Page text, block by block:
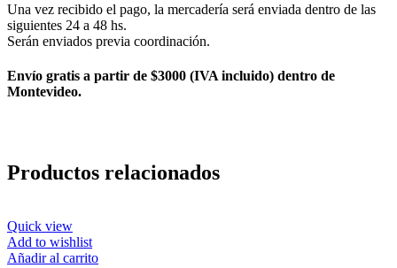
Una vez recibido el pago, la mercadería será enviada dentro de las
siguientes 24 a 48 hs.
Serán enviados previa coordinación.
Envío gratis a partir de $3000 (IVA incluido) dentro de
Montevideo.
Productos relacionados
Quick view
Add to wishlist
Añadir al carrito